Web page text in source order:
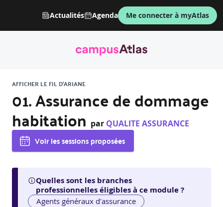
Actualités Agenda Me connecter à myAtlas
AFFICHER LE FIL D'ARIANE
01. Assurance de dommage
habitation par QUALITE ASSURANCE
Voir les sessions proposées
Quelles sont les branches
professionnelles éligibles à ce module ?
Agents généraux d'assurance